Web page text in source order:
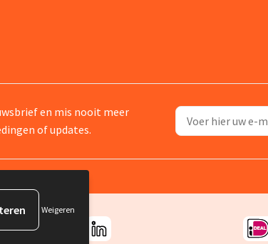
en mis nooit meer
of updates.
Weigeren